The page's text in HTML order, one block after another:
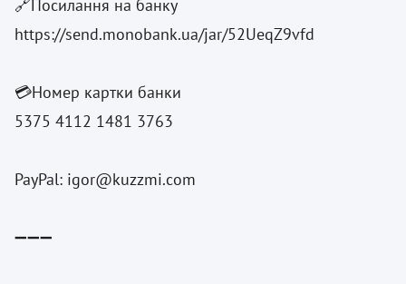
🔗Посилання на банку
https://send.monobank.ua/jar/52UeqZ9vfd
💳Номер картки банки
5375 4112 1481 3763
PayPal: igor@kuzzmi.com
➖➖➖